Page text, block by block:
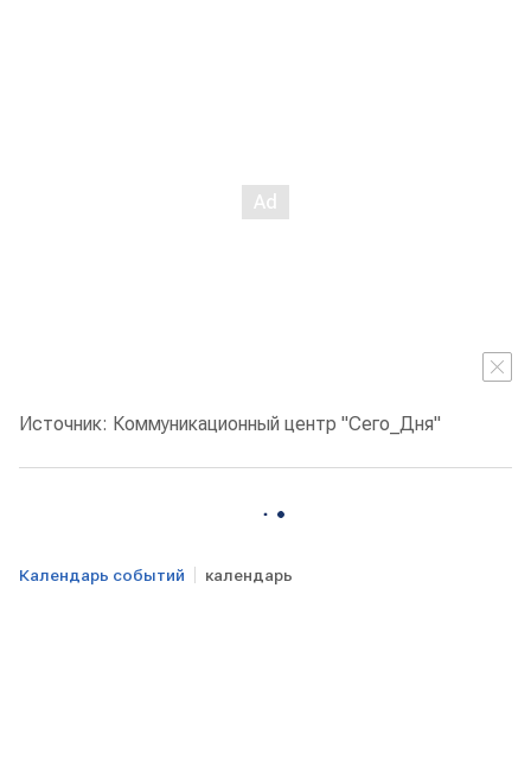
Источник: Коммуникационный центр "Сего_Дня"
Календарь событий календарь